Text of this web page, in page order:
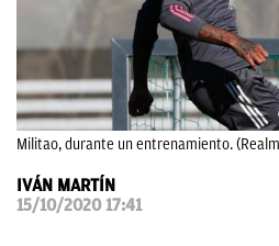
Militao, durante un entrenamiento.
IVÁN MARTÍN
15/10/2020 17:41